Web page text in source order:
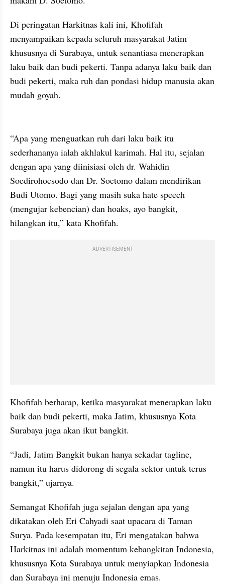
Di peringatan Harkitnas kali ini, Khofifah
menyampaikan kepada seluruh masyarakat Jatim
khususnya di Surabaya, untuk senantiasa menerapkan
laku baik dan budi pekerti. Tanpa adanya laku baik dan
budi pekerti, maka ruh dan pondasi hidup manusia akan
mudah goyah.
“Apa yang menguatkan ruh dari laku baik itu
sederhananya ialah akhlakul karimah. Hal itu, sejalan
dengan apa yang diinisiasi oleh dr. Wahidin
Soedirohoesodo dan Dr. Soetomo dalam mendirikan
Budi Utomo. Bagi yang masih suka hate speech
(mengujar kebencian) dan hoaks, ayo bangkit,
hilangkan itu,” kata Khofifah.
ADVERTISEMENT
Khofifah berharap, ketika masyarakat menerapkan laku
baik dan budi pekerti, maka Jatim, khususnya Kota
Surabaya juga akan ikut bangkit.
“Jadi, Jatim Bangkit bukan hanya sekadar tagline,
namun itu harus didorong di segala sektor untuk terus
bangkit,” ujarnya.
Semangat Khofifah juga sejalan dengan apa yang
dikatakan oleh Eri Cahyadi saat upacara di Taman
Surya. Pada kesempatan itu, Eri mengatakan bahwa
Harkitnas ini adalah momentum kebangkitan Indonesia,
khususnya Kota Surabaya untuk menyiapkan Indonesia
dan Surabaya ini menuju Indonesia emas.